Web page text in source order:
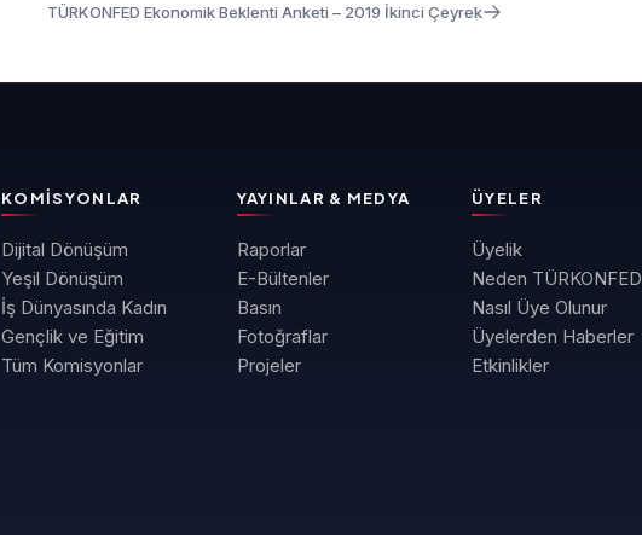
TÜRKONFED Ekonomik Beklenti Anketi – 2019 İkinci Çeyrek
KOMISYONLAR
Dijital Dönüşüm
Yeşil Dönüşüm
İş Dünyasında Kadın
Gençlik ve Eğitim
Tüm Komisyonlar
YAYINLAR & MEDYA
Raporlar
E-Bültenler
Basın
Fotoğraflar
Projeler
ÜYELER
Üyelik
Neden TÜRKONFED
Nasıl Üye Olunur
Üyelerden Haberler
Etkinlikler